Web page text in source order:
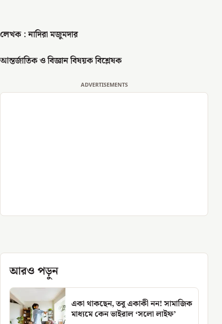
লেখক : নাদিরা মজুমদার
আন্তর্জাতিক ও বিজ্ঞান বিষয়ক বিশ্লেষক
ADVERTISEMENTS
আরও পড়ুন
একা থাকছেন, তবু একাকী নন! সামাজিক
মাধ্যমে কেন ভাইরাল ‘সলো লাইফ’